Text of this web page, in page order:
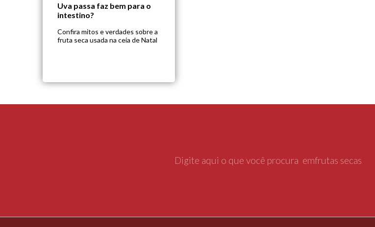
Uva passa faz bem para o
intestino?
Confira mitos e verdades sobre a
fruta seca usada na ceia de Natal